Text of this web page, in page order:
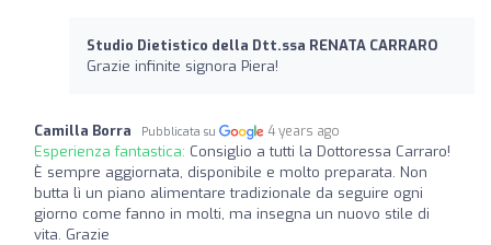
Studio Dietistico della Dtt.ssa RENATA CARRARO
Grazie infinite signora Piera!
Camilla Borra Pubblicata su 4 years ago
Esperienza fantastica: Consiglio a tutti la Dottoressa Carraro!
È sempre aggiornata, disponibile e molto preparata. Non
butta lì un piano alimentare tradizionale da seguire ogni
giorno come fanno in molti, ma insegna un nuovo stile di
vita. Grazie